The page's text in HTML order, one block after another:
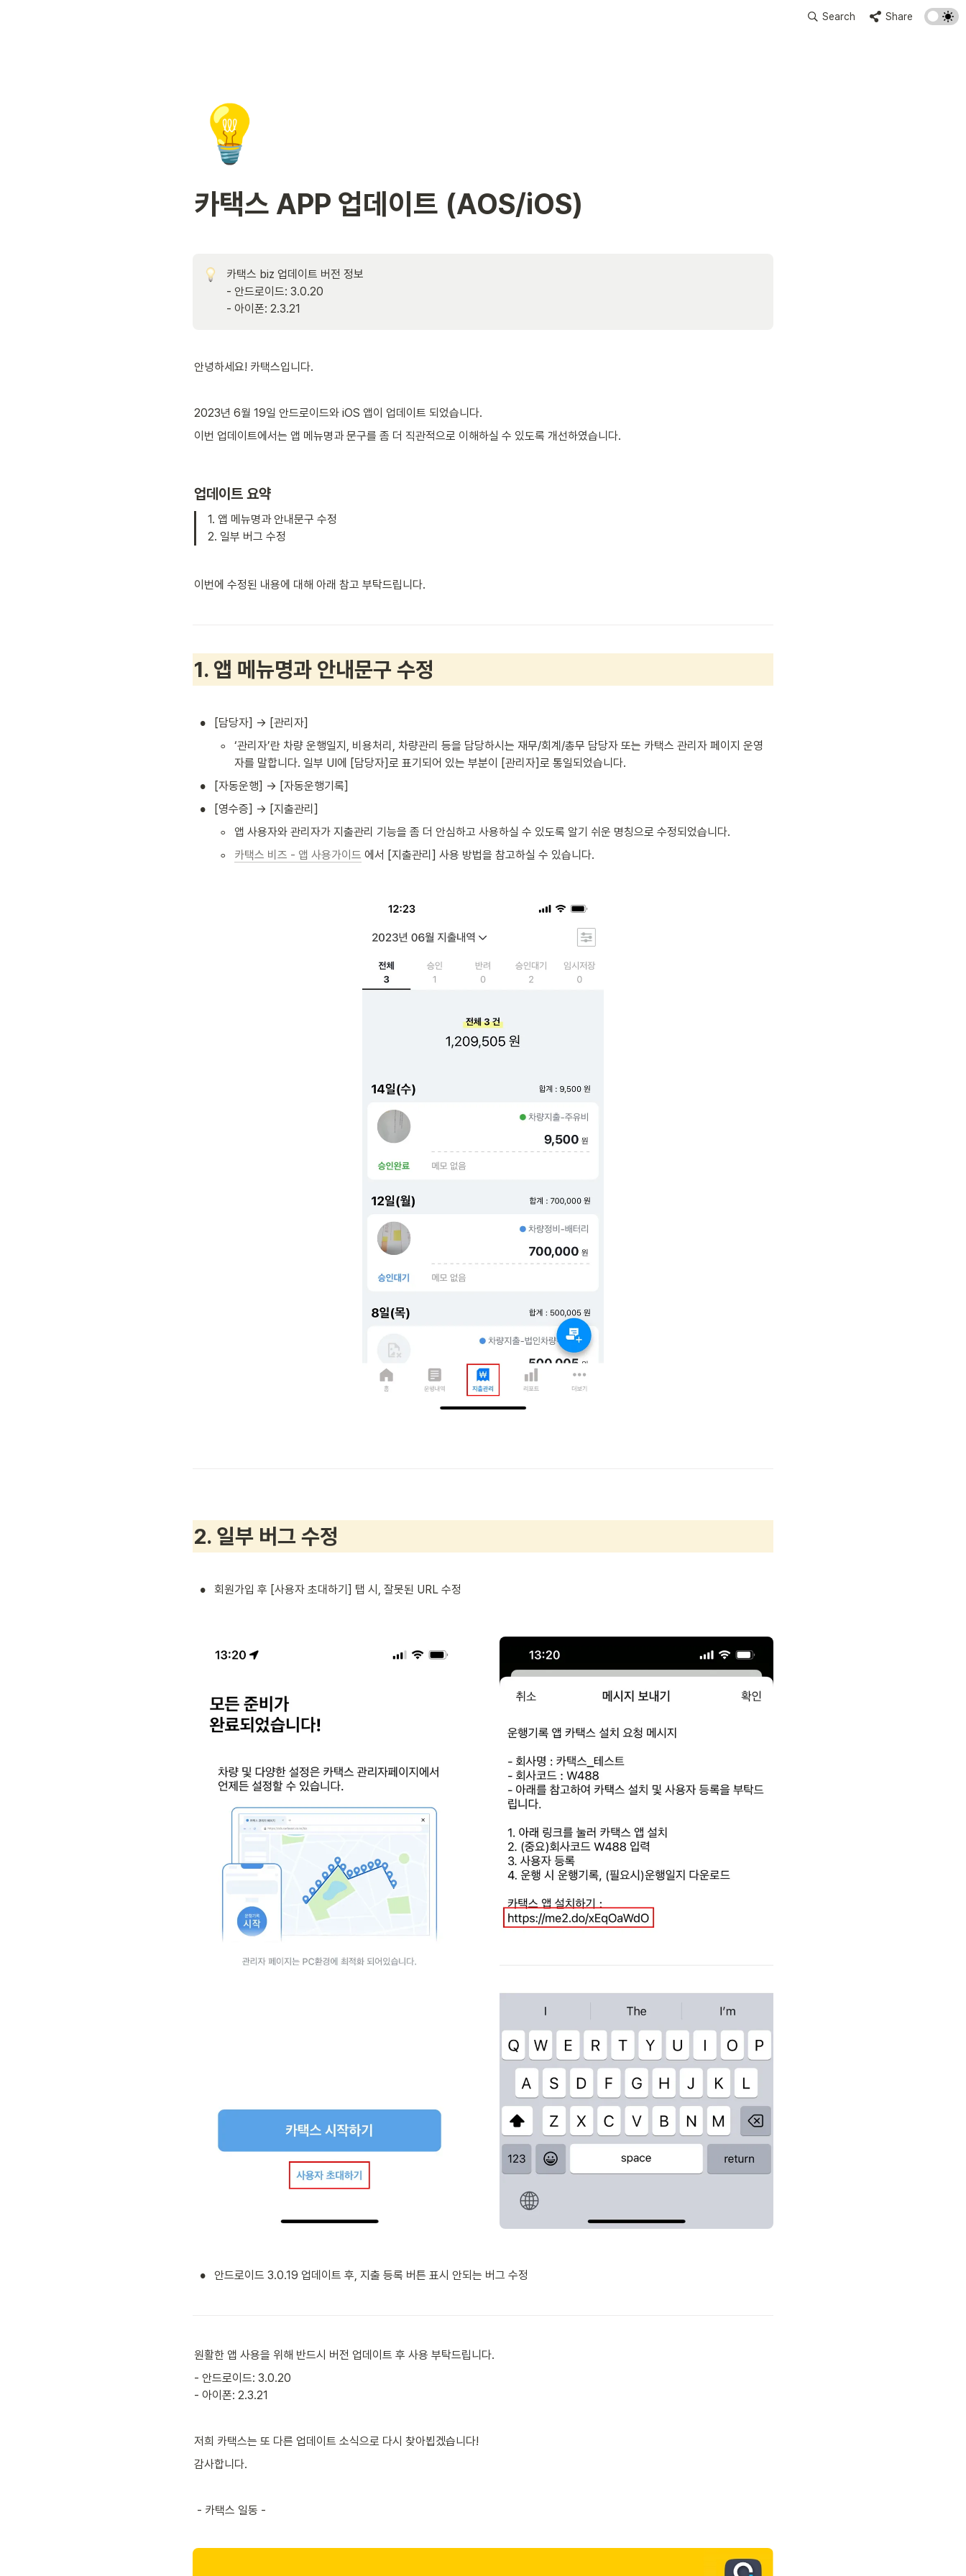
Search Share
💡
카택스 APP 업데이트 (AOS/iOS)
카택스 biz 업데이트 버전 정보
- 안드로이드: 3.0.20
- 아이폰: 2.3.21
안녕하세요! 카택스입니다.
2023년 6월 19일 안드로이드와 iOS 앱이 업데이트 되었습니다.
이번 업데이트에서는 앱 메뉴명과 문구를 좀 더 직관적으로 이해하실 수 있도록 개선하였습니다.
업데이트 요약
1. 앱 메뉴명과 안내문구 수정
2. 일부 버그 수정
이번에 수정된 내용에 대해 아래 참고 부탁드립니다.
1. 앱 메뉴명과 안내문구 수정
• [담당자] → [관리자]
◦
‘관리자’란 차량 운행일지, 비용처리, 차량관리 등을 담당하시는 재무/회계/총무 담당자 또는 카택스 관리자 페이지 운영
자를 말합니다. 일부 UI에 [담당자]로 표기되어 있는 부분이 [관리자]로 통일되었습니다.
• [자동운행] → [자동운행기록]
• [영수증] → [지출관리]
◦ 앱 사용자와 관리자가 지출관리 기능을 좀 더 안심하고 사용하실 수 있도록 알기 쉬운 명칭으로 수정되었습니다.
◦ 카택스 비즈 - 앱 사용가이드 에서 [지출관리] 사용 방법을 참고하실 수 있습니다.
2. 일부 버그 수정
• 회원가입 후 [사용자 초대하기] 탭 시, 잘못된 URL 수정
• 안드로이드 3.0.19 업데이트 후, 지출 등록 버튼 표시 안되는 버그 수정
원활한 앱 사용을 위해 반드시 버전 업데이트 후 사용 부탁드립니다.
- 안드로이드: 3.0.20
- 아이폰: 2.3.21
저희 카택스는 또 다른 업데이트 소식으로 다시 찾아뵙겠습니다!
감사합니다.
- 카택스 일동 -